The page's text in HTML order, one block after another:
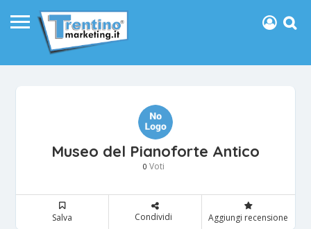
Museo del Pianoforte Antico
0 Voti
Salva Condividi Aggiungi recensione